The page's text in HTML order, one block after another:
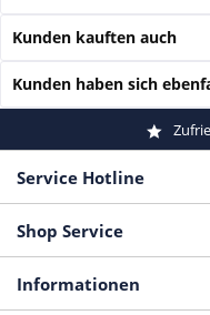
Kunden kauften auch
Kunden haben sich
Service Hotline
Shop Service
Informationen